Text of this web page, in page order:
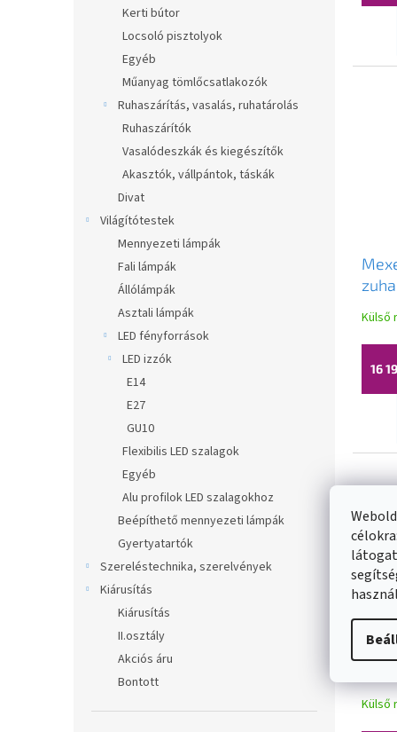
Kerti bútor
Locsoló pisztolyok
Egyéb
Műanyag tömlőcsatlakozók
Ruhaszárítás, vasalás, ruhatárolás
Ruhaszárítók
Vasalódeszkák és kiegészítők
Akasztók, vállpántok, táskák
Divat
Világítótestek
Mennyezeti lámpák
Fali lámpák
Állólámpák
Asztali lámpák
LED fényforrások
LED izzók
E14
E27
GU10
Flexibilis LED szalagok
Egyéb
Alu profilok LED szalagokhoz
Beépíthető mennyezeti lámpák
Gyertyatartók
Szereléstechnika, szerelvények
Kiárusítás
Kiárusítás
II.osztály
Akciós áru
Bontott
Külső
16
Rea
Külső